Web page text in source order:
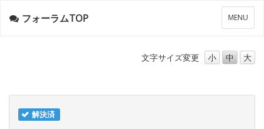
メ
ニ
ー
MENU
フォーラムTOP
文字サイズ変更 小 中 大
解決済